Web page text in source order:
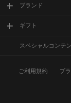
ブランド
ギフト
スペシャルコンテ
ご利用規約 プ